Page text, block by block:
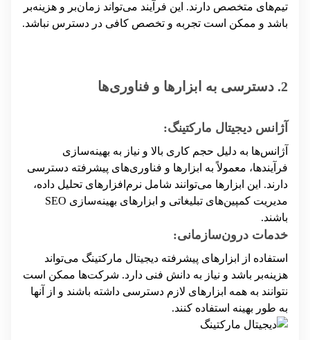
تیم‌های متخصص دارند. این فرآیند می‌تواند زمان‌بر و هزینه‌بر
باشد و ممکن است تجربه و تخصص کافی در دسترس نباشد.
2. دسترسی به ابزارها و فناوری‌ها
آژانس دیجیتال مارکتینگ:
آژانس‌ها به دلیل حجم کاری بالا و نیاز به بهینه‌سازی
فرآیندها، معمولاً به ابزارها و فناوری‌های پیشرفته دسترسی
دارند. این ابزارها می‌توانند شامل نرم‌افزارهای تحلیل داده،
مدیریت کمپین‌های تبلیغاتی و ابزارهای بهینه‌سازی SEO
باشند.
خدمات درون‌سازمانی:
استفاده از ابزارهای پیشرفته دیجیتال مارکتینگ می‌تواند
هزینه‌بر باشد و نیاز به دانش فنی دارد. شرکت‌ها ممکن است
نتوانند به همه ابزارهای لازم دسترسی داشته باشند و از آنها
به طور بهینه استفاده کنند.